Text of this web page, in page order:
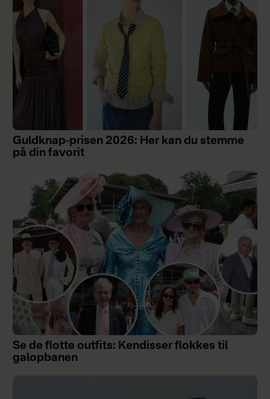
Guldknap-prisen 2026: Her kan du stemme
på din favorit
Se de flotte outfits: Kendisser flokkes til
galopbanen